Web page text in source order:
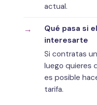
actual.
Qué pasa si
interesarte
Si contratas
luego quieres
es posible
tarifa.